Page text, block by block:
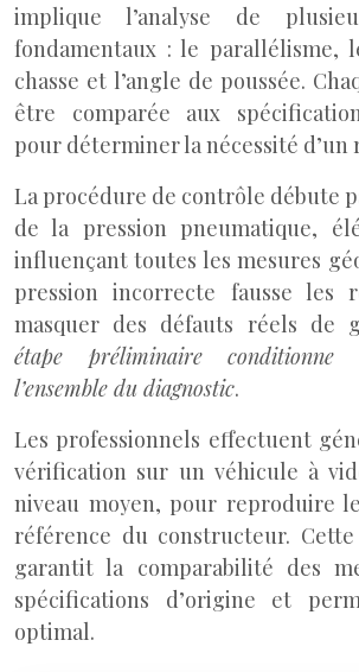
implique l’analyse de
fondamentaux : le parallélisme,
chasse et l’angle de poussée.
être comparée aux
pour déterminer la nécessité d’un
La procédure de contrôle débute
de la pression pneumatique,
influençant toutes les mesures
pression incorrecte fausse les
masquer des défauts réels de
étape préliminaire
l’ensemble du diagnostic.
Les professionnels effectuent
vérification sur un véhicule à
niveau moyen, pour reproduire
référence du constructeur. Cette
garantit la comparabilité des
spécifications d’origine et
optimal.